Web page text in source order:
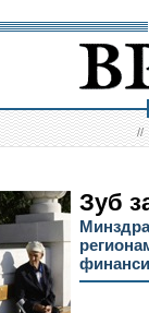
//
Зуб